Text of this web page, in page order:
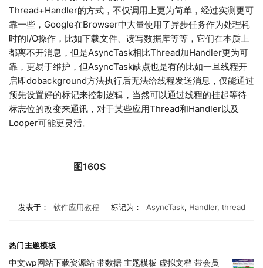
Thread+Handler的方式，不仅调用上更为简单，经过实测更可
靠一些，Google在Browser中大量使用了异步任务作为处理耗
时的I/O操作，比如下载文件、读写数据库等等，它们在本质上
都离不开消息，但是AsyncTask相比Thread加Handler更为可
靠，更易于维护，但AsyncTask缺点也是有的比如一旦线程开
启即dobackground方法执行后无法给线程发送消息，仅能通过
预先设置好的标记来控制逻辑，当然可以通过线程的挂起等待
标志位的改变来通讯，对于某些应用Thread和Handler以及
Looper可能更灵活。
图160S
发表于： 软件应用教程 标记为： AsyncTask, Handler, thread
热门主题模板
中文wp网站下载资源站 带数据 主题模板 虚拟文档 带会员